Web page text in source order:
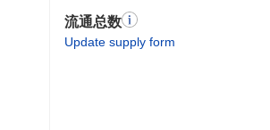
流通总数
Update supply form